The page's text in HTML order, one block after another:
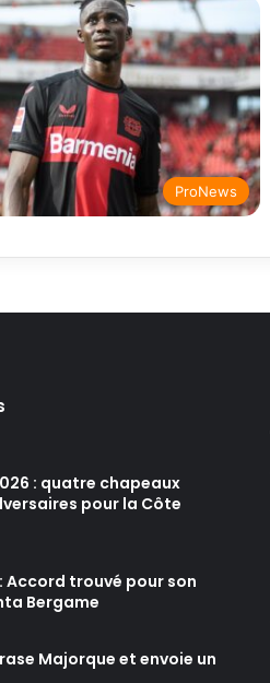
ProNews
: quatre chapeaux
pour la Côte
Accord trouvé pour son
Bergame
Majorque et envoie un